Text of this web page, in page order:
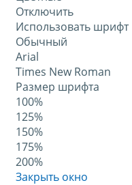
Отключить
Использовать шрифт
Обычный
Arial
Times New Roman
Размер шрифта
100%
125%
150%
175%
200%
Закрыть окно